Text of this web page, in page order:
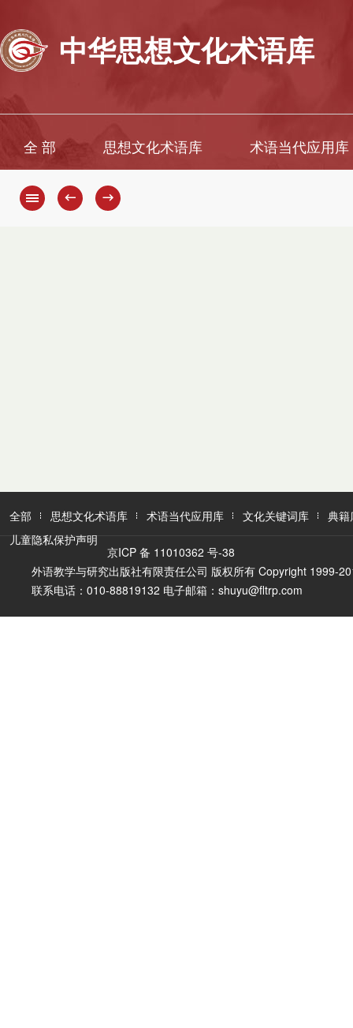
中华思想文化术语库
全 部 思想文化术语库 术语当代应用库
← →
全部 思想文化术语库 术语当代应用库 文化关键词库
典籍
儿童隐私保护声明
京ICP 备 11010362 号-38
外语教学与研究出版社有限责任公司 版权所有 Copyright 1999-
联系电话：010-88819132 电子邮箱：shuyu@fltrp.com